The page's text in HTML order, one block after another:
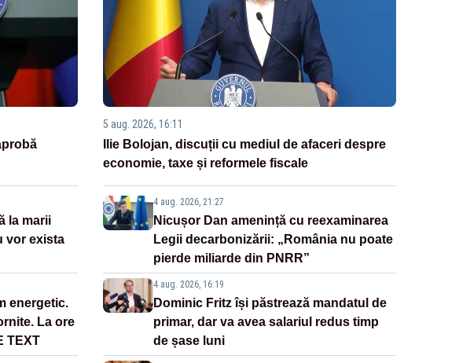
la marii
vor exista
energetic.
La ore
TEXT
5 aug. 2026, 16:11
Ilie Bolojan, discuții cu mediul de afaceri despre
economie, taxe și reformele fiscale
4 aug. 2026, 21:27
Nicușor Dan amenință cu reexaminarea
Legii decarbonizării: „România nu poate
pierde miliarde din PNRR”
4 aug. 2026, 16:19
Dominic Fritz își păstrează mandatul de
primar, dar va avea salariul redus timp
de șase luni